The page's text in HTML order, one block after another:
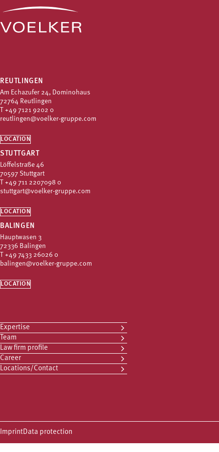
REUTLINGEN
Am Echazufer 24, Dominohaus
72764 Reutlingen
T +49 7121 9202 0
reutlingen@voelker-gruppe.com
LOCATION
STUTTGART
Löffelstraße 46
70597 Stuttgart
T +49 711 2207098 0
stuttgart@voelker-gruppe.com
LOCATION
BALINGEN
Hauptwasen 3
72336 Balingen
T +49 7433 26026 0
balingen@voelker-gruppe.com
LOCATION
Expertise
Team
Law firm profile
Career
Locations/Contact
ImprintData protection